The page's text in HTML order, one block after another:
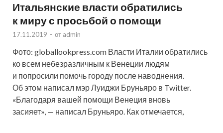
Итальянские власти обратились
к миру с просьбой о помощи
17.11.2019 - от admin
Фото: globallookpress.com Власти Италии обратились
ко всем небезразличным к Венеции людям
и попросили помочь городу после наводнения.
Об этом написал мэр Луиджи Бруньяро в Twitter.
«Благодаря вашей помощи Венеция вновь
засияет», — написал Бруньяро. Как отмечается,